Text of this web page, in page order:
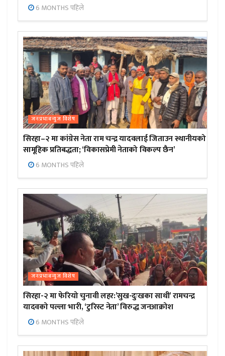
6 MONTHS पहिले
जनप्रभाबन्युज विशेष
सिरहा–२ मा कांग्रेस नेता राम चन्द्र यादवलाई जिताउन स्थानीयको
सामूहिक प्रतिबद्धता; ‘विकासप्रेमी नेताको विकल्प छैन’
6 MONTHS पहिले
जनप्रभाबन्युज विशेष
सिरहा-२ मा फेरियो चुनावी लहर:’सुख-दुःखका साथी’ रामचन्द्र
यादवको पल्ला भारी, ‘टुरिस्ट नेता’ विरुद्ध जनआक्रोश
6 MONTHS पहिले